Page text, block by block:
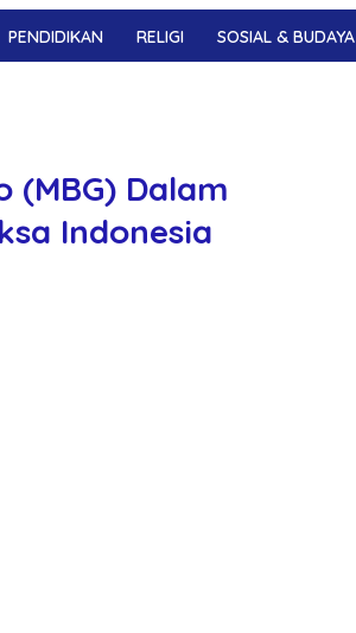
PENDIDIKAN RELIGI SOSIAL & BUDAYA
(MBG) Dalam
Indonesia